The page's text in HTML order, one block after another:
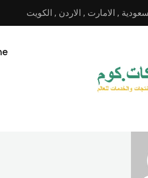
, الامارت , الاردن , الكويت